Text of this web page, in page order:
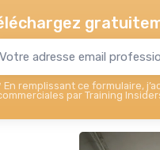
En remplissant ce formulaire,
par Training